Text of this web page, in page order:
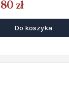
zł
Do koszyka